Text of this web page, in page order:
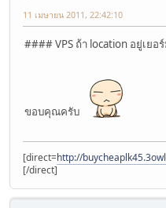
11 เมษายน 2011, 22:42:10
#### VPS ถ้า location อยู่เยอ
ขอบคุณครับ
[direct=http://
[/direct]